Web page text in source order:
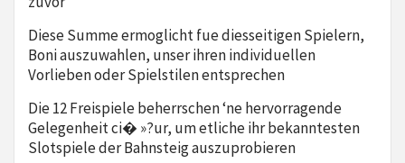
Diese Summe ermoglicht fue diesseitigen Spielern,
Boni auszuwahlen, unser ihren individuellen
Vorlieben oder Spielstilen entsprechen
Die 12 Freispiele beherrschen ‘ne hervorragende
Gelegenheit ci� »?ur, um etliche ihr bekanntesten
Slotspiele der Bahnsteig auszuprobieren